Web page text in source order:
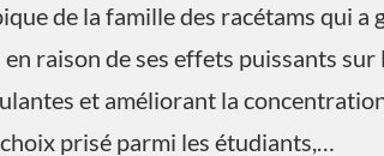
de la famille des racétams qui a
raison de ses effets puissants sur
et améliorant la
prisé parmi les étudiants,…